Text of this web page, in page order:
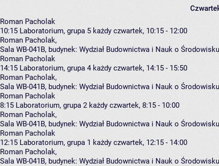
Roman Pacholak
10:15 Laboratorium, grupa 5 każdy czwartek, 10:15 - 12:00
Roman Pacholak,
Sala WB-041B, budynek: Wydział Budownictwa i Nauk o
Roman Pacholak
14:15 Laboratorium, grupa 4 każdy czwartek, 14:15 - 15:50
Roman Pacholak,
Sala WB-041B, budynek: Wydział Budownictwa i Nauk o
Roman Pacholak
8:15 Laboratorium, grupa 2 każdy czwartek, 8:15 - 10:00
Roman Pacholak,
Sala WB-041B, budynek: Wydział Budownictwa i Nauk o
Roman Pacholak
12:15 Laboratorium, grupa 1 każdy czwartek, 12:15 - 14:00
Roman Pacholak,
Sala WB-041B, budynek: Wydział Budownictwa i Nauk o